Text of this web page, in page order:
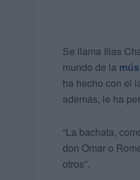
Se llama Ilias
mundo de la
ha hecho con el
además, le ha
“La bachata,
don Omar o
otros”.